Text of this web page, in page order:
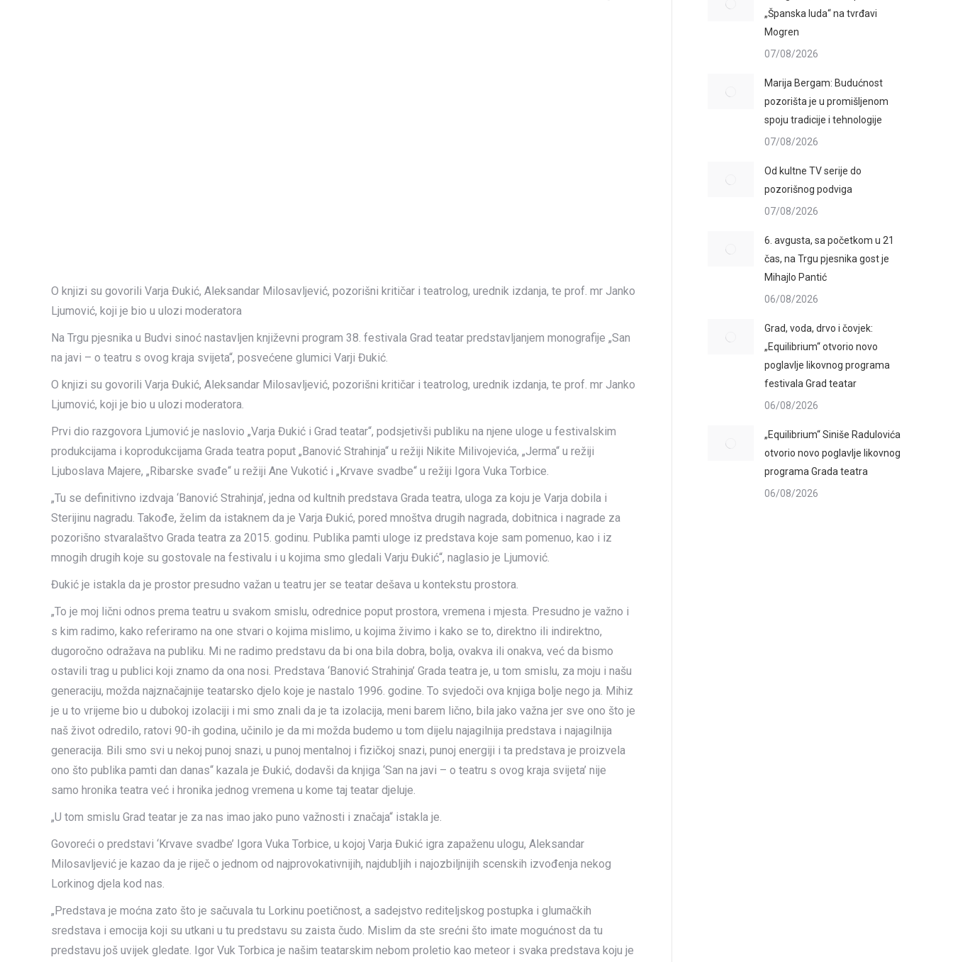
O knjizi su govorili Varja Đukić, Aleksandar Milosavljević, pozorišni kritičar i teatrolog, urednik izdanja, te prof. mr Janko
Ljumović, koji je bio u ulozi moderatora
Na Trgu pjesnika u Budvi sinoć nastavljen književni program 38. festivala Grad teatar predstavljanjem monografije „San
na javi – o teatru s ovog kraja svijeta“, posvećene glumici Varji Đukić.
O knjizi su govorili Varja Đukić, Aleksandar Milosavljević, pozorišni kritičar i teatrolog, urednik izdanja, te prof. mr Janko
Ljumović, koji je bio u ulozi moderatora.
Prvi dio razgovora Ljumović je naslovio „Varja Đukić i Grad teatar“, podsjetivši publiku na njene uloge u festivalskim
produkcijama i koprodukcijama Grada teatra poput „Banović Strahinja“ u režiji Nikite Milivojevića, „Jerma“ u režiji
Ljuboslava Majere, „Ribarske svađe“ u režiji Ane Vukotić i „Krvave svadbe“ u režiji Igora Vuka Torbice.
„Tu se definitivno izdvaja ‘Banović Strahinja’, jedna od kultnih predstava Grada teatra, uloga za koju je Varja dobila i
Sterijinu nagradu. Takođe, želim da istaknem da je Varja Đukić, pored mnoštva drugih nagrada, dobitnica i nagrade za
pozorišno stvaralaštvo Grada teatra za 2015. godinu. Publika pamti uloge iz predstava koje sam pomenuo, kao i iz
mnogih drugih koje su gostovale na festivalu i u kojima smo gledali Varju Đukić“, naglasio je Ljumović.
Đukić je istakla da je prostor presudno važan u teatru jer se teatar dešava u kontekstu prostora.
„To je moj lični odnos prema teatru u svakom smislu, odrednice poput prostora, vremena i mjesta. Presudno je važno i
s kim radimo, kako referiramo na one stvari o kojima mislimo, u kojima živimo i kako se to, direktno ili indirektno,
dugoročno odražava na publiku. Mi ne radimo predstavu da bi ona bila dobra, bolja, ovakva ili onakva, već da bismo
ostavili trag u publici koji znamo da ona nosi. Predstava ‘Banović Strahinja’ Grada teatra je, u tom smislu, za moju i našu
generaciju, možda najznačajnije teatarsko djelo koje je nastalo 1996. godine. To svjedoči ova knjiga bolje nego ja. Mihiz
je u to vrijeme bio u dubokoj izolaciji i mi smo znali da je ta izolacija, meni barem lično, bila jako važna jer sve ono što je
naš život odredilo, ratovi 90-ih godina, učinilo je da mi možda budemo u tom dijelu najagilnija predstava i najagilnija
generacija. Bili smo svi u nekoj punoj snazi, u punoj mentalnoj i fizičkoj snazi, punoj energiji i ta predstava je proizvela
ono što publika pamti dan danas“ kazala je Đukić, dodavši da knjiga ‘San na javi – o teatru s ovog kraja svijeta’ nije
samo hronika teatra već i hronika jednog vremena u kome taj teatar djeluje.
„U tom smislu Grad teatar je za nas imao jako puno važnosti i značaja“ istakla je.
Govoreći o predstavi ‘Krvave svadbe’ Igora Vuka Torbice, u kojoj Varja Đukić igra zapaženu ulogu, Aleksandar
Milosavljević je kazao da je riječ o jednom od najprovokativnijih, najdubljih i najozbiljnijih scenskih izvođenja nekog
Lorkinog djela kod nas.
„Predstava je moćna zato što je sačuvala tu Lorkinu poetičnost, a sadejstvo rediteljskog postupka i glumačkih
sredstava i emocija koji su utkani u tu predstavu su zaista čudo. Mislim da ste srećni što imate mogućnost da tu
predstavu još uvijek gledate. Igor Vuk Torbica je našim teatarskim nebom proletio kao meteor i svaka predstava koju je
„Španska luda“ na tvrđavi
Mogren
07/08/2026
Marija Bergam: Budućnost
pozorišta je u promišljenom
spoju tradicije i tehnologije
07/08/2026
Od kultne TV serije do
pozorišnog podviga
07/08/2026
6. avgusta, sa početkom u 21
čas, na Trgu pjesnika gost je
Mihajlo Pantić
06/08/2026
Grad, voda, drvo i čovjek:
„Equilibrium“ otvorio novo
poglavlje likovnog programa
festivala Grad teatar
06/08/2026
„Equilibrium“ Siniše Radulovića
otvorio novo poglavlje likovnog
programa Grada teatra
06/08/2026